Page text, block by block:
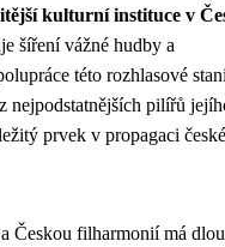
kulturní instituce v
šíření vážné hudby a
této rozhlasové
nejpodstatnějších pilířů
prvek v propagaci české
Českou filharmonií má